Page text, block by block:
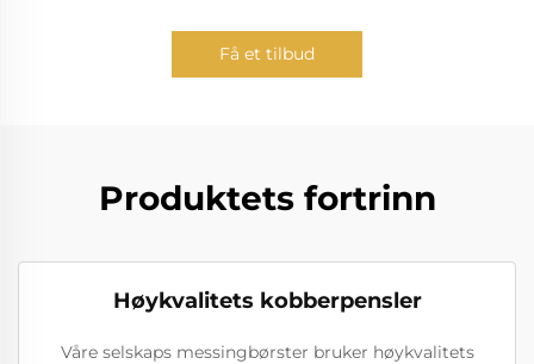
Få et tilbud
Produktets fortrinn
Høykvalitets kobberpensler
Våre selskaps messingbørster bruker høykvalitets